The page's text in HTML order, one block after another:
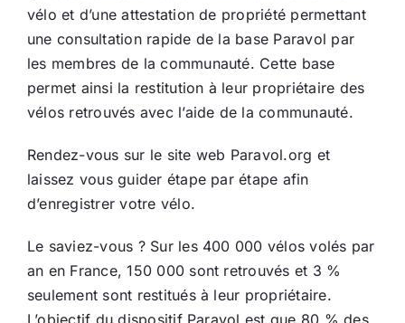
vélo et d’une attestation de propriété permettant
une consultation rapide de la base Paravol par
les membres de la communauté. Cette base
permet ainsi la restitution à leur propriétaire des
vélos retrouvés avec l’aide de la communauté.
Rendez-vous sur le site web Paravol.org et
laissez vous guider étape par étape afin
d’enregistrer votre vélo.
Le saviez-vous ? Sur les 400 000 vélos volés par
an en France, 150 000 sont retrouvés et 3 %
seulement sont restitués à leur propriétaire.
L’objectif du dispositif Paravol est que 80 % des